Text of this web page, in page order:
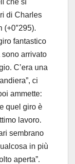
di Charles
(+0″295).
fantastico
sono arrivato
C’era una
ci
ammette:
quel giro è
lavoro.
sembrano
in più
aperta”.